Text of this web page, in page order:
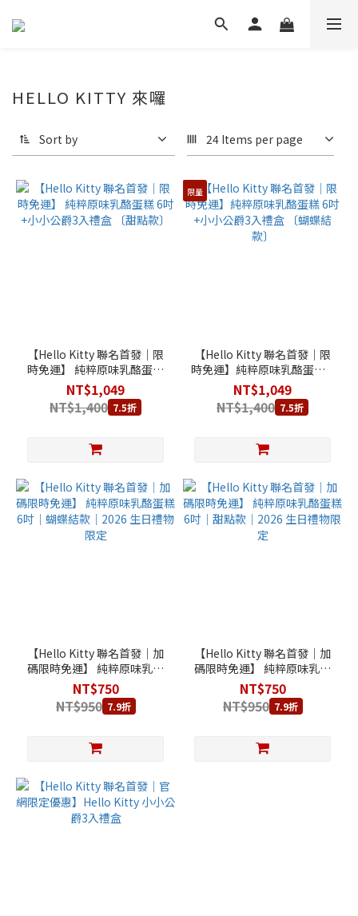
HELLO KITTY 來囉
Sort by 24 Items per page
【Hello Kitty 聯名首發│限
時免運】 純粹原味乳酪蛋糕
6吋+小小公爵3入禮盒 〔甜
點款〕
NT$1,049
NT$1,400 7.5折
限量
【Hello Kitty 聯名首發│限
時免運】純粹原味乳酪蛋糕 6
吋+小小公爵3入禮盒 〔蝴蝶
結款〕
NT$1,049
NT$1,400 7.5折
【Hello Kitty 聯名首發│加
碼限時免運】 純粹原味乳酪
蛋糕 6吋｜蝴蝶結款｜2026
生日禮物限定
NT$750
NT$950 7.9折
【Hello Kitty 聯名首發│加
碼限時免運】 純粹原味乳酪
蛋糕 6吋｜甜點款｜2026 生
日禮物限定
NT$750
NT$950 7.9折